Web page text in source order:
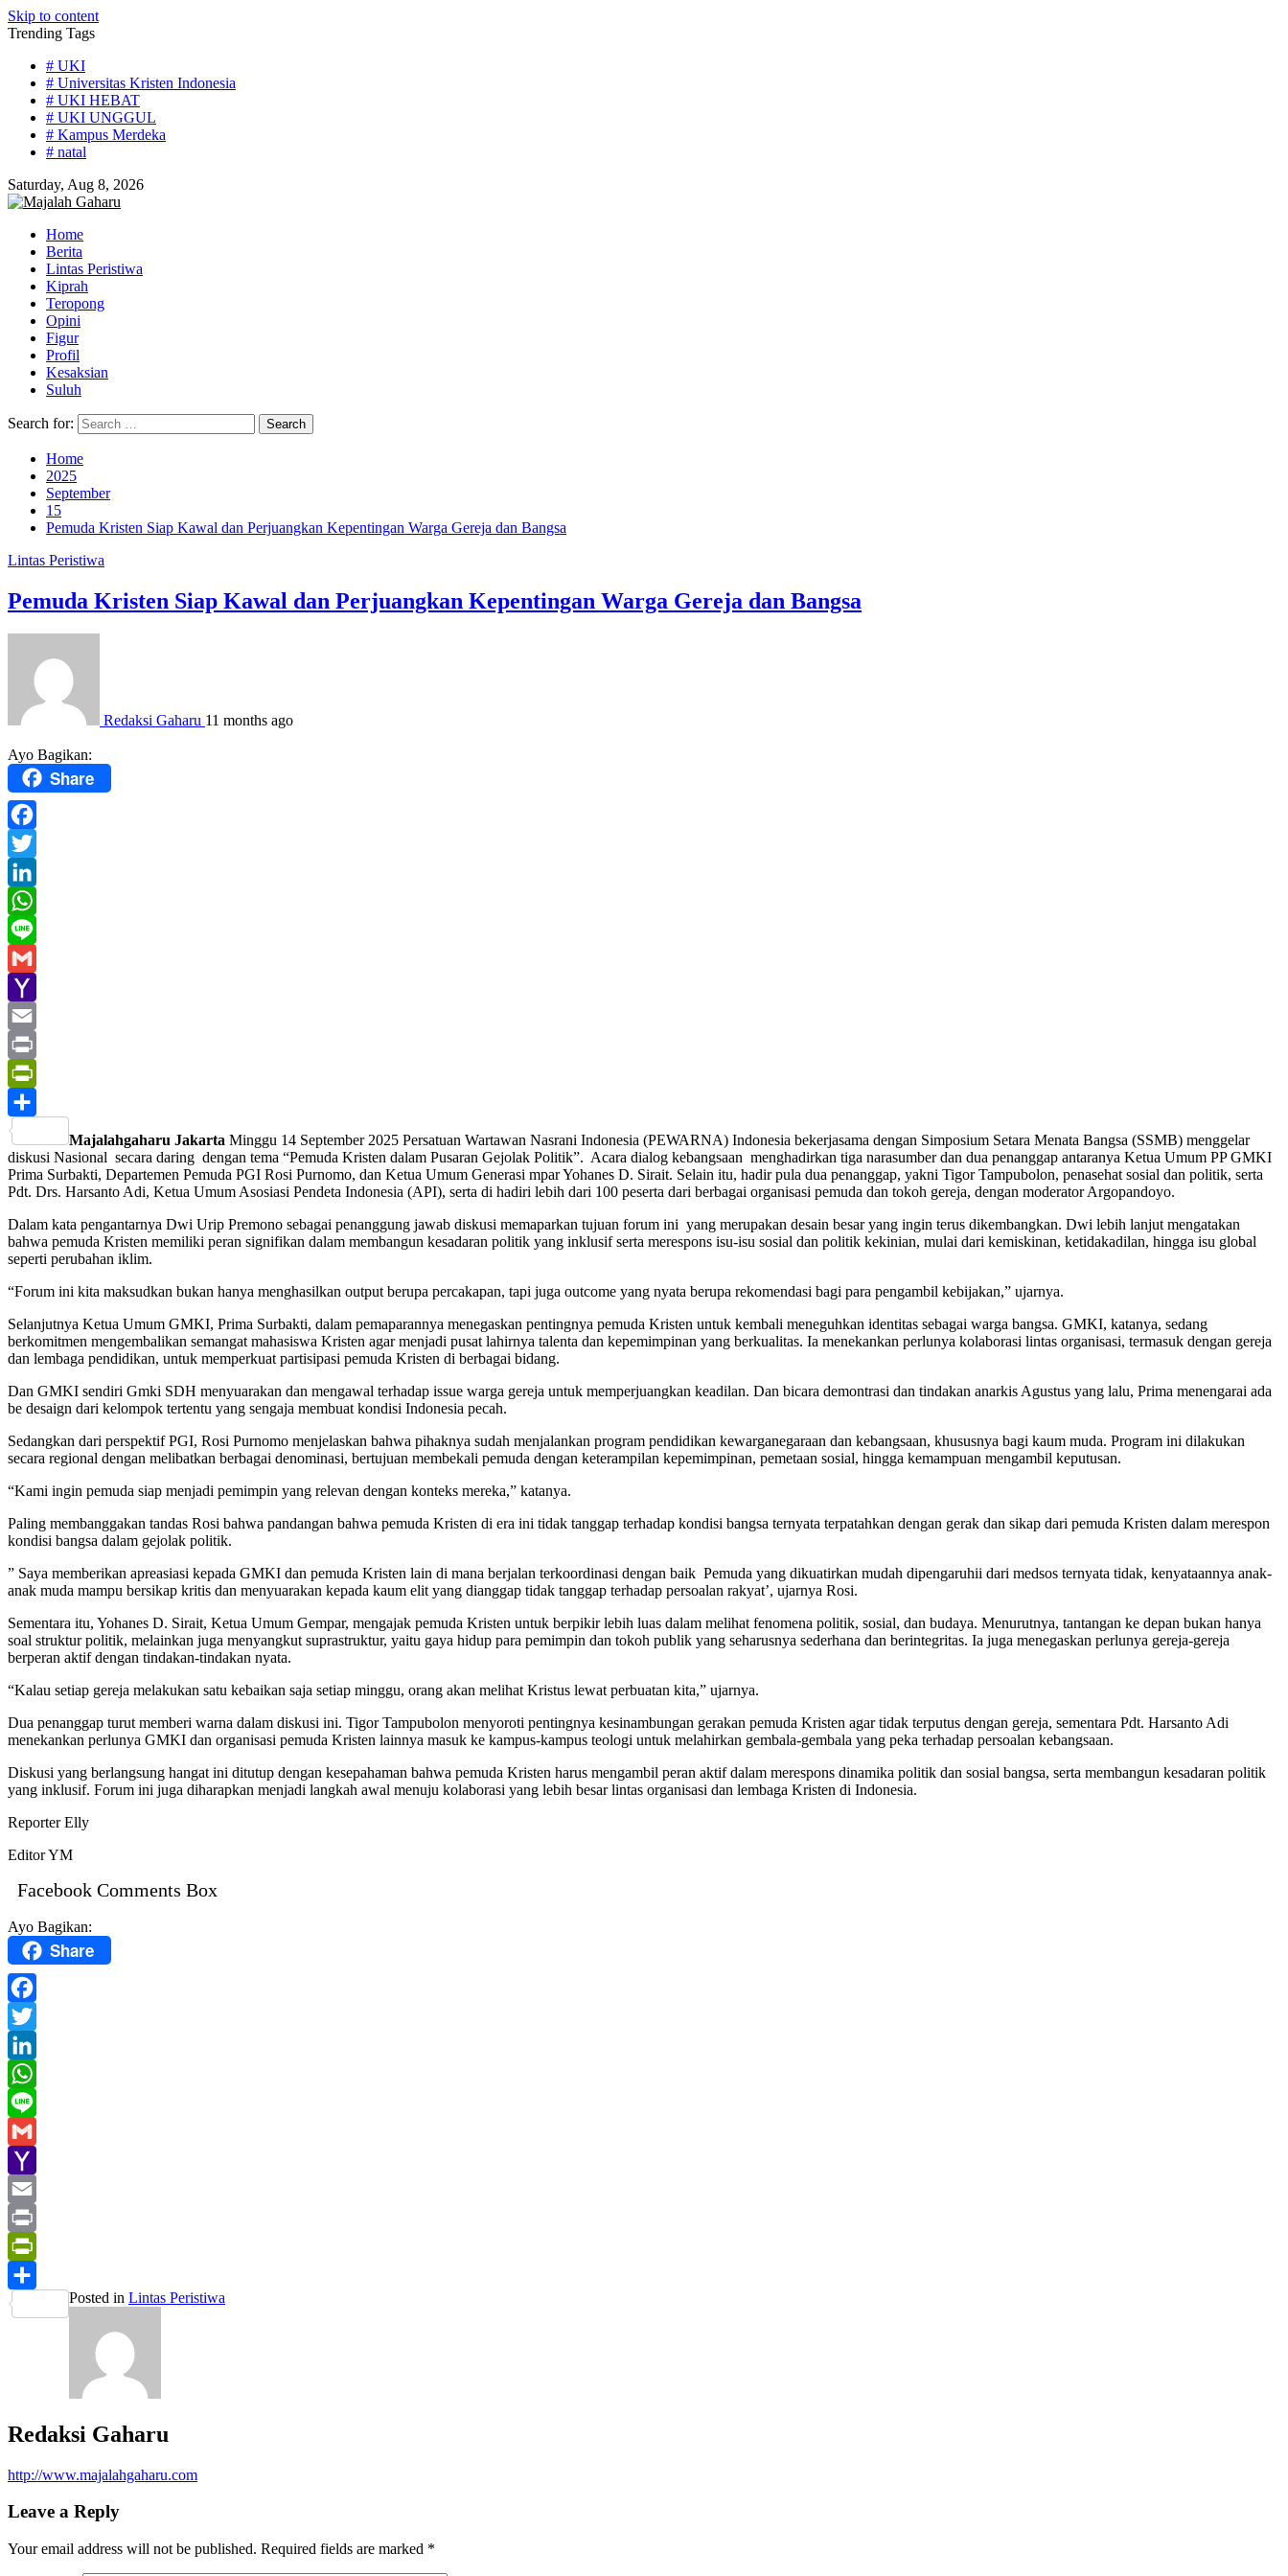
Skip to content
Trending Tags
# UKI
# Universitas Kristen Indonesia
# UKI HEBAT
# UKI UNGGUL
# Kampus Merdeka
# natal
Saturday, Aug 8, 2026
Home
Berita
Lintas Peristiwa
Kiprah
Teropong
Opini
Figur
Profil
Kesaksian
Suluh
Search for:
Home
2025
September
15
Pemuda Kristen Siap Kawal dan Perjuangkan Kepentingan Warga Gereja dan Bangsa
Lintas Peristiwa
Pemuda Kristen Siap Kawal dan Perjuangkan Kepentingan Warga Gereja dan Bangsa
Redaksi Gaharu 11 months ago
Ayo Bagikan:
Share
Facebook
Twitter
LinkedIn
WhatsApp
Line
Gmail
Yahoo
Mail
Email
Print
PrintFriendly
Share
Majalahgaharu Jakarta Minggu 14 September 2025 Persatuan Wartawan Nasrani Indonesia (PEWARNA) Indonesia bekerjasama dengan Simposium Setara Menata Bangsa (SSMB) menggelar
diskusi Nasional secara daring dengan tema “Pemuda Kristen dalam Pusaran Gejolak Politik”. Acara dialog kebangsaan menghadirkan tiga narasumber dan dua penanggap antaranya Ketua Umum PP GMKI
Prima Surbakti, Departemen Pemuda PGI Rosi Purnomo, dan Ketua Umum Generasi mpar Yohanes D. Sirait. Selain itu, hadir pula dua penanggap, yakni Tigor Tampubolon, penasehat sosial dan politik, serta
Pdt. Drs. Harsanto Adi, Ketua Umum Asosiasi Pendeta Indonesia (API), serta di hadiri lebih dari 100 peserta dari berbagai organisasi pemuda dan tokoh gereja, dengan moderator Argopandoyo.
Dalam kata pengantarnya Dwi Urip Premono sebagai penanggung jawab diskusi memaparkan tujuan forum ini yang merupakan desain besar yang ingin terus dikembangkan. Dwi lebih lanjut mengatakan
bahwa pemuda Kristen memiliki peran signifikan dalam membangun kesadaran politik yang inklusif serta merespons isu-isu sosial dan politik kekinian, mulai dari kemiskinan, ketidakadilan, hingga isu global
seperti perubahan iklim.
“Forum ini kita maksudkan bukan hanya menghasilkan output berupa percakapan, tapi juga outcome yang nyata berupa rekomendasi bagi para pengambil kebijakan,” ujarnya.
Selanjutnya Ketua Umum GMKI, Prima Surbakti, dalam pemaparannya menegaskan pentingnya pemuda Kristen untuk kembali meneguhkan identitas sebagai warga bangsa. GMKI, katanya, sedang
berkomitmen mengembalikan semangat mahasiswa Kristen agar menjadi pusat lahirnya talenta dan kepemimpinan yang berkualitas. Ia menekankan perlunya kolaborasi lintas organisasi, termasuk dengan gereja
dan lembaga pendidikan, untuk memperkuat partisipasi pemuda Kristen di berbagai bidang.
Dan GMKI sendiri Gmki SDH menyuarakan dan mengawal terhadap issue warga gereja untuk memperjuangkan keadilan. Dan bicara demontrasi dan tindakan anarkis Agustus yang lalu, Prima menengarai ada
be desaign dari kelompok tertentu yang sengaja membuat kondisi Indonesia pecah.
Sedangkan dari perspektif PGI, Rosi Purnomo menjelaskan bahwa pihaknya sudah menjalankan program pendidikan kewarganegaraan dan kebangsaan, khususnya bagi kaum muda. Program ini dilakukan
secara regional dengan melibatkan berbagai denominasi, bertujuan membekali pemuda dengan keterampilan kepemimpinan, pemetaan sosial, hingga kemampuan mengambil keputusan.
“Kami ingin pemuda siap menjadi pemimpin yang relevan dengan konteks mereka,” katanya.
Paling membanggakan tandas Rosi bahwa pandangan bahwa pemuda Kristen di era ini tidak tanggap terhadap kondisi bangsa ternyata terpatahkan dengan gerak dan sikap dari pemuda Kristen dalam merespon
kondisi bangsa dalam gejolak politik.
” Saya memberikan apreasiasi kepada GMKI dan pemuda Kristen lain di mana berjalan terkoordinasi dengan baik Pemuda yang dikuatirkan mudah dipengaruhii dari medsos ternyata tidak, kenyataannya anak-
anak muda mampu bersikap kritis dan menyuarakan kepada kaum elit yang dianggap tidak tanggap terhadap persoalan rakyat’, ujarnya Rosi.
Sementara itu, Yohanes D. Sirait, Ketua Umum Gempar, mengajak pemuda Kristen untuk berpikir lebih luas dalam melihat fenomena politik, sosial, dan budaya. Menurutnya, tantangan ke depan bukan hanya
soal struktur politik, melainkan juga menyangkut suprastruktur, yaitu gaya hidup para pemimpin dan tokoh publik yang seharusnya sederhana dan berintegritas. Ia juga menegaskan perlunya gereja-gereja
berperan aktif dengan tindakan-tindakan nyata.
“Kalau setiap gereja melakukan satu kebaikan saja setiap minggu, orang akan melihat Kristus lewat perbuatan kita,” ujarnya.
Dua penanggap turut memberi warna dalam diskusi ini. Tigor Tampubolon menyoroti pentingnya kesinambungan gerakan pemuda Kristen agar tidak terputus dengan gereja, sementara Pdt. Harsanto Adi
menekankan perlunya GMKI dan organisasi pemuda Kristen lainnya masuk ke kampus-kampus teologi untuk melahirkan gembala-gembala yang peka terhadap persoalan kebangsaan.
Diskusi yang berlangsung hangat ini ditutup dengan kesepahaman bahwa pemuda Kristen harus mengambil peran aktif dalam merespons dinamika politik dan sosial bangsa, serta membangun kesadaran politik
yang inklusif. Forum ini juga diharapkan menjadi langkah awal menuju kolaborasi yang lebih besar lintas organisasi dan lembaga Kristen di Indonesia.
Reporter Elly
Editor YM
Facebook Comments Box
Ayo Bagikan:
Share
Facebook
Twitter
LinkedIn
WhatsApp
Line
Gmail
Yahoo
Mail
Email
Print
PrintFriendly
Share
Posted in Lintas Peristiwa
Redaksi Gaharu
http://www.majalahgaharu.com
Leave a Reply
Your email address will not be published. Required fields are marked *